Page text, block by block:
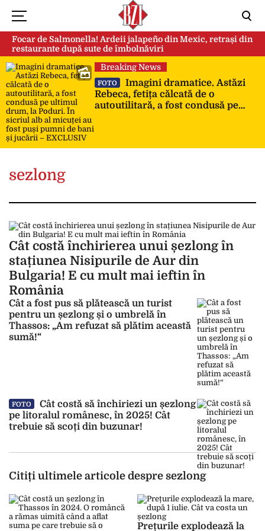
Focar de Salmonella! Ardeii jalapeño din Mexic, retrași din
restaurante după sute de îmbolnăviri
Breaking News
FOTO
Imagini dramatice. Astăzi
Rebeca, fetița călcată de o
autoutilitară, a fost condusă pe
sezlong
Cât costă închirierea unui șezlong în
stațiunea Nisipurile de Aur din
Bulgaria! E cu mult mai ieftin în
România
Cât a fost pus să plătească un turist
pentru un șezlong și o umbrelă în
Thassos: „Am refuzat să plătim această
sumă!“
FOTO
Cât costă să închiriezi un șezlong
pe litoralul românesc, în 2025! Cât
trebuie să scoți din buzunar!
Citiți ultimele articole despre sezlong
Prețurile explodează la